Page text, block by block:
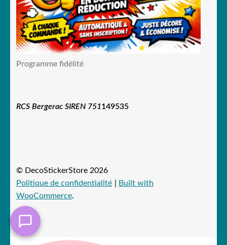
Programme fidélité
RCS Bergerac SIREN 751149535
© DecoStickerStore 2026
Politique de confidentialité
Built with
WooCommerce.